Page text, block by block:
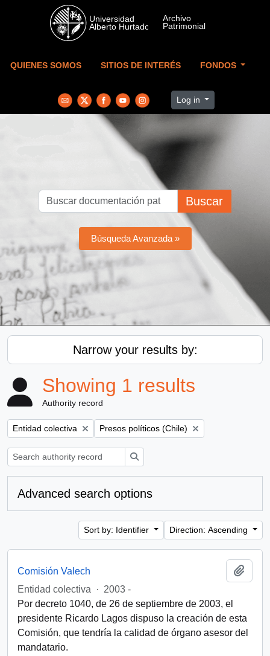
Skip to main content
QUIENES SOMOS SITIOS DE INTERÉS FONDOS
Log in
Buscar
Búsqueda Avanzada »
Narrow your results by:
Showing 1 results
Authority record
Remove filter:
Entidad colectiva Remove filter:
Presos políticos (Chile)
Advanced search options
Sort by: Identifier Direction: Ascending
Comisión Valech
Entidad colectiva
· 2003 -
Por decreto 1040, de 26 de septiembre de 2003, el
presidente Ricardo Lagos dispuso la creación de esta
Comisión, que tendría la calidad de órgano asesor del
mandatario.